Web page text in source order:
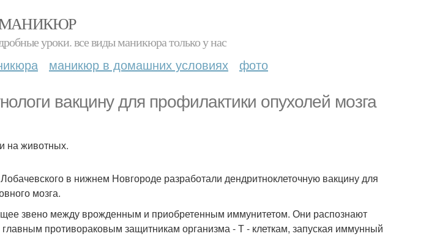
уроки. все виды маникюра только у нас
маникюр в домашних условиях фото
вакцину для профилактики опухолей мозга
на животных.
в нижнем Новгороде разработали дендритноклеточную вакцину для
мозга.
звено между врожденным и приобретенным иммунитетом. Они распознают
противораковым защитникам организма - Т - клеткам, запуская иммунный